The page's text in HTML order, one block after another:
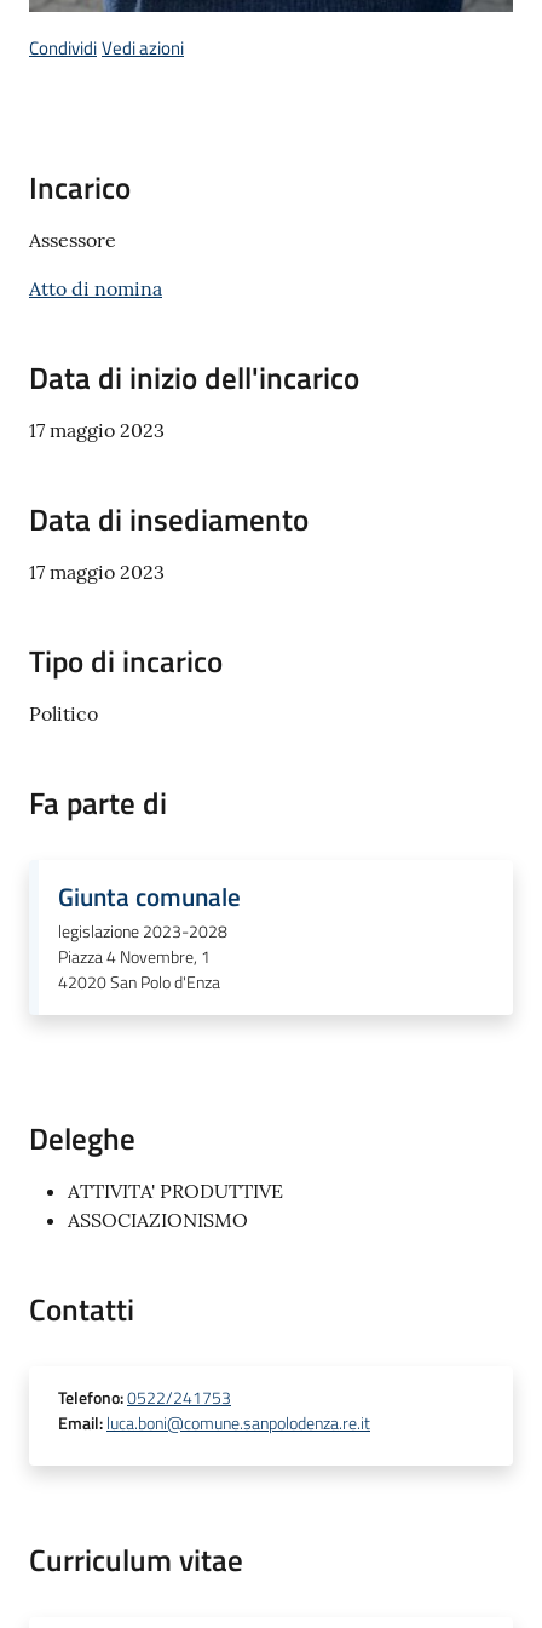
CondividiVedi azioni
Incarico
Assessore
Atto di nomina
Data di inizio dell'incarico
17 maggio 2023
Data di insediamento
17 maggio 2023
Tipo di incarico
Politico
Fa parte di
Giunta comunale
legislazione 2023-2028
Piazza 4 Novembre, 1
42020San Polo d'Enza
Deleghe
ATTIVITA' PRODUTTIVE
ASSOCIAZIONISMO
Contatti
Telefono:0522/241753
Email:luca.boni@comune.sanpolodenza.re.it
Curriculum vitae